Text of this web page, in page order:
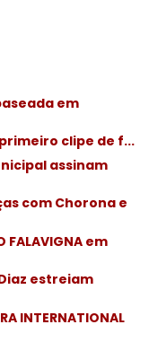
em
clipe de f...
assinam
com Chorona e
FALAVIGNA em
estreiam
INTERNATIONAL